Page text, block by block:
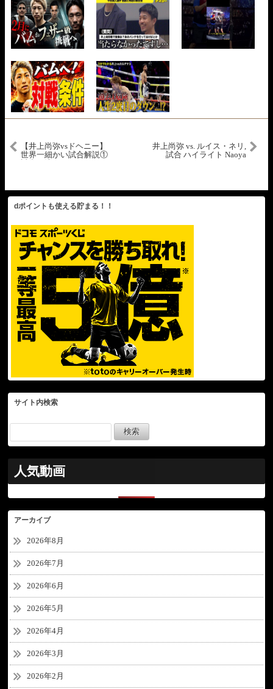
【井上尚弥vsドヘニー】
世界一細かい試合解説①
井上尚弥 vs. ルイス・ネリ,
試合 ハイライト Naoya
dポイントも使える貯まる！！
サイト内検索
人気動画
アーカイブ
2026年8月
2026年7月
2026年6月
2026年5月
2026年4月
2026年3月
2026年2月